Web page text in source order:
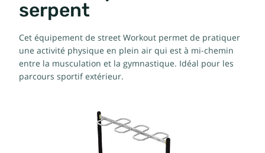
serpent
Cet équipement de street Workout permet de pratiquer
une activité physique en plein air qui est à mi-chemin
entre la musculation et la gymnastique. Idéal pour les
parcours sportif extérieur.